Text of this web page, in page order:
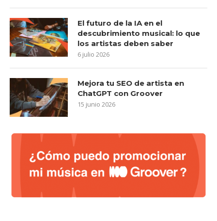
El futuro de la IA en el
descubrimiento musical: lo que
los artistas deben saber
6 julio 2026
Mejora tu SEO de artista en
ChatGPT con Groover
15 junio 2026